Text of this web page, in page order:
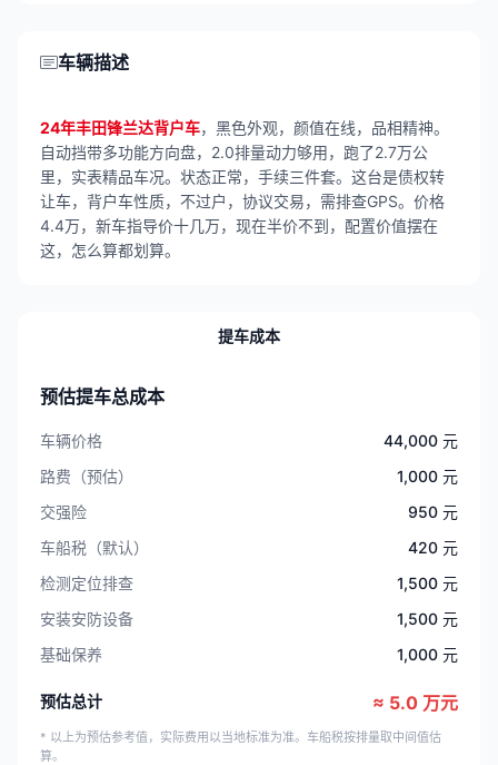
车辆描述
24年丰田锋兰达背户车，黑色外观，颜值在线，品相精神。
自动挡带多功能方向盘，2.0排量动力够用，跑了2.7万公
里，实表精品车况。状态正常，手续三件套。这台是债权转
让车，背户车性质，不过户，协议交易，需排查GPS。价格
4.4万，新车指导价十几万，现在半价不到，配置价值摆在
这，怎么算都划算。
提车成本
预估提车总成本
车辆价格
44,000 元
路费（预估）
1,000 元
交强险
950 元
车船税（默认）
420 元
检测定位排查
1,500 元
安装安防设备
1,500 元
基础保养
1,000 元
预估总计 ≈ 5.0 万元
* 以上为预估参考值，实际费用以当地标准为准。车船税按排量取中间值估
算。